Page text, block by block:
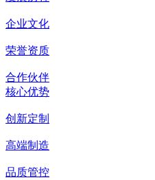
企业文化
荣誉资质
合作伙伴
核心优势
创新定制
高端制造
品质管控